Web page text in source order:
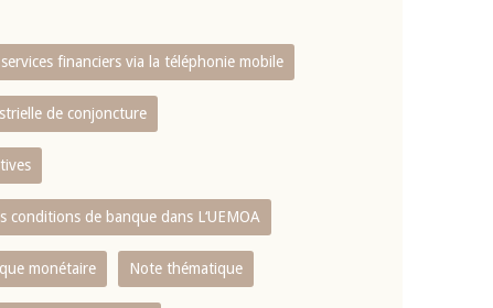
financiers via la téléphonie mobile
de conjoncture
conditions de banque dans L‘UEMOA
monétaire Note thématique